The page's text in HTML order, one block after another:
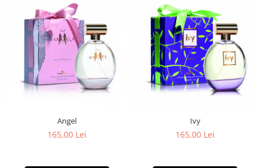
Angel
165,00 Lei
Ivy
165,00 Lei